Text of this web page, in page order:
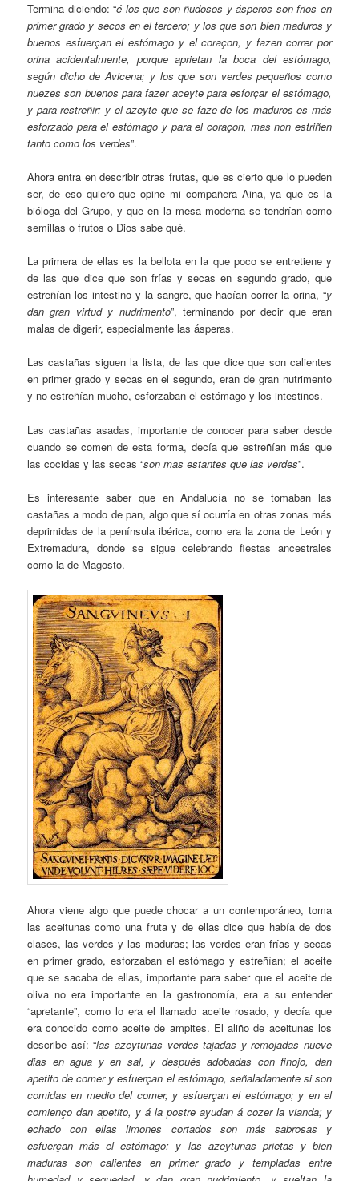
Termina diciendo: “é los que son ñudosos y ásperos son frios en
primer grado y secos en el tercero; y los que son bien maduros y
buenos esfuerçan el estómago y el coraçon, y fazen correr por
orina acidentalmente, porque aprietan la boca del estómago,
según dicho de Avicena; y los que son verdes pequeños como
nuezes son buenos para fazer aceyte para esforçar el estómago,
y para restreñir; y el azeyte que se faze de los maduros es más
esforzado para el estómago y para el coraçon, mas non estriñen
tanto como los verdes”.
Ahora entra en describir otras frutas, que es cierto que lo pueden
ser, de eso quiero que opine mi compañera Aina, ya que es la
bióloga del Grupo, y que en la mesa moderna se tendrían como
semillas o frutos o Dios sabe qué.
La primera de ellas es la bellota en la que poco se entretiene y
de las que dice que son frías y secas en segundo grado, que
estreñían los intestino y la sangre, que hacían correr la orina, “y
dan gran virtud y nudrimento”, terminando por decir que eran
malas de digerir, especialmente las ásperas.
Las castañas siguen la lista, de las que dice que son calientes
en primer grado y secas en el segundo, eran de gran nutrimento
y no estreñían mucho, esforzaban el estómago y los intestinos.
Las castañas asadas, importante de conocer para saber desde
cuando se comen de esta forma, decía que estreñían más que
las cocidas y las secas “son mas estantes que las verdes”.
Es interesante saber que en Andalucía no se tomaban las
castañas a modo de pan, algo que sí ocurría en otras zonas más
deprimidas de la península ibérica, como era la zona de León y
Extremadura, donde se sigue celebrando fiestas ancestrales
como la de Magosto.
Ahora viene algo que puede chocar a un contemporáneo, toma
las aceitunas como una fruta y de ellas dice que había de dos
clases, las verdes y las maduras; las verdes eran frías y secas
en primer grado, esforzaban el estómago y estreñían; el aceite
que se sacaba de ellas, importante para saber que el aceite de
oliva no era importante en la gastronomía, era a su entender
“apretante”, como lo era el llamado aceite rosado, y decía que
era conocido como aceite de ampites. El aliño de aceitunas los
describe así: “las azeytunas verdes tajadas y remojadas nueve
dias en agua y en sal, y después adobadas con finojo, dan
apetito de comer y esfuerçan el estómago, señaladamente si son
comidas en medio del comer, y esfuerçan el estómago; y en el
comienço dan apetito, y á la postre ayudan á cozer la vianda; y
echado con ellas limones cortados son más sabrosas y
esfuerçan más el estómago; y las azeytunas prietas y bien
maduras son calientes en primer grado y templadas entre